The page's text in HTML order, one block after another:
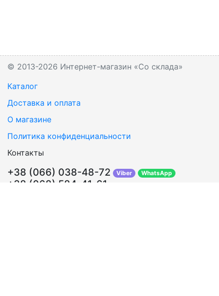
© 2013-2026 Интернет-магазин «Со склада»
Каталог
Доставка и оплата
О магазине
Политика конфиденциальности
Контакты
+38 (066) 038-48-72 Viber WhatsApp
+38 (068) 584-41-61